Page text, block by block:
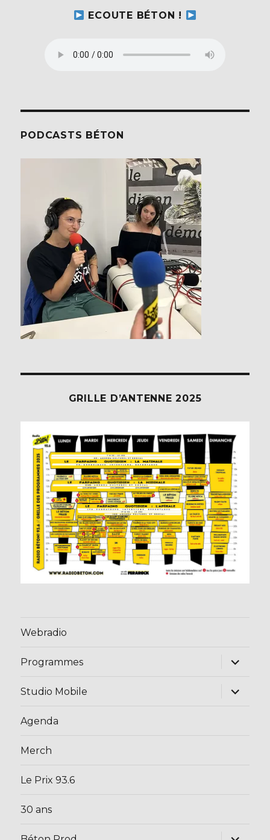
ECOUTE BÉTON !
PODCASTS BÉTON
GRILLE D’ANTENNE 2025
Webradio
Programmes
ouvrir
menu
Studio Mobile
ouvrir
Agenda
Merch
Le Prix 93.6
30 ans
ouvrir